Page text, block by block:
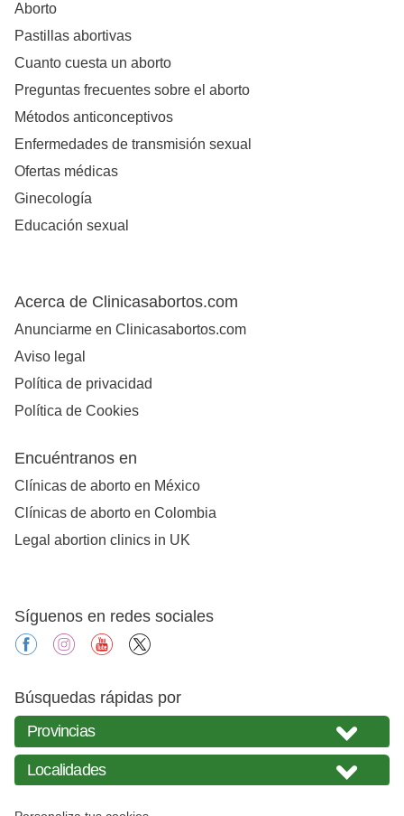
Aborto
Pastillas abortivas
Cuanto cuesta un aborto
Preguntas frecuentes sobre el aborto
Métodos anticonceptivos
Enfermedades de transmisión sexual
Ofertas médicas
Ginecología
Educación sexual
Acerca de Clinicasabortos.com
Anunciarme en Clinicasabortos.com
Aviso legal
Política de privacidad
Política de Cookies
Encuéntranos en
Clínicas de aborto en México
Clínicas de aborto en Colombia
Legal abortion clinics in UK
Síguenos en redes sociales
facebookinstagramyoutube
Búsquedas rápidas por